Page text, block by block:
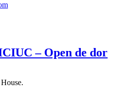
– Open de dor